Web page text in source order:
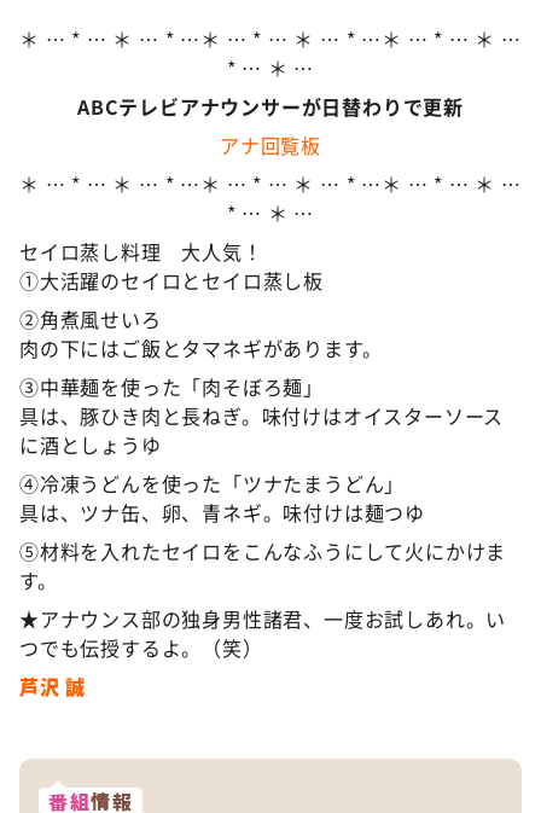
＊ … * … ＊ … * …＊ … * … ＊ … * …＊ … * … ＊ …
* … ＊ …
ABCテレビアナウンサーが日替わりで更新
アナ回覧板
＊ … * … ＊ … * …＊ … * … ＊ … * …＊ … * … ＊ …
* … ＊ …
セイロ蒸し料理 大人気！
①大活躍のセイロとセイロ蒸し板
②角煮風せいろ
肉の下にはご飯とタマネギがあります。
③中華麺を使った「肉そぼろ麺」
具は、豚ひき肉と長ねぎ。味付けはオイスターソース
に酒としょうゆ
④冷凍うどんを使った「ツナたまうどん」
具は、ツナ缶、卵、青ネギ。味付けは麺つゆ
⑤材料を入れたセイロをこんなふうにして火にかけま
す。
★アナウンス部の独身男性諸君、一度お試しあれ。い
つでも伝授するよ。（笑）
芦沢 誠
番組情報